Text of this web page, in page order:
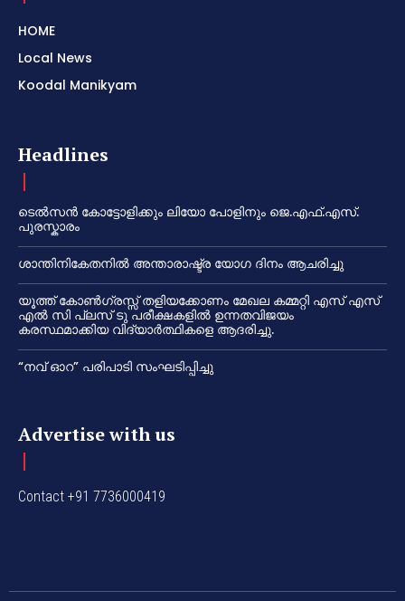
HOME
Local News
Koodal Manikyam
Headlines
ടെൽസൻ കോട്ടോളിക്കും ലിയോ പോളിനും ജെ.എഫ്.എസ്.
പുരസ്കാരം
ശാന്തിനികേതനിൽ അന്താരാഷ്ട്ര യോഗ ദിനം ആചരിച്ചു
യൂത്ത് കോൺഗ്രസ്സ് തളിയക്കോണം മേഖല കമ്മറ്റി എസ് എസ്
എൽ സി പ്ലസ് ടു പരീക്ഷകളിൽ ഉന്നതവിജയം
കരസ്ഥമാക്കിയ വിദ്യാർത്ഥികളെ ആദരിച്ചു.
“നവ് ഓറ” പരിപാടി സംഘടിപ്പിച്ചു
Advertise with us
Contact +91 7736000419